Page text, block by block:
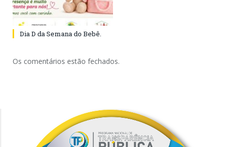
Dia D da Semana do Bebê.
Os comentários estão fechados.